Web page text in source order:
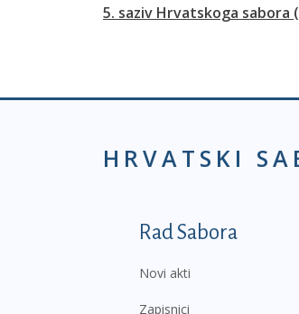
5. saziv Hrvatskoga sabora
HRVATSKI
Podnožje
Rad Sabora
Novi akti
Zapisnici